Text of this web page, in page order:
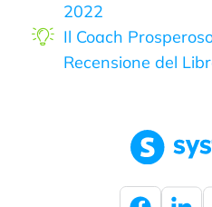
2022
Il Coach
Recensione del